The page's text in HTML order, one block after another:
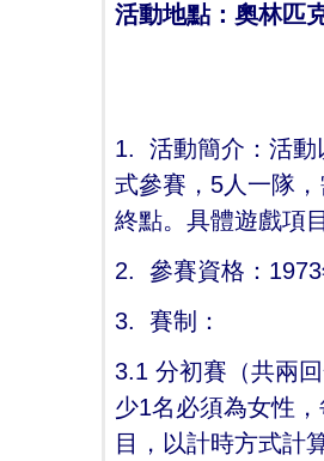
活動地點：奧林匹
1. 活動簡介：活動
式參賽，5人一隊
終點。具體遊戲項
2. 參賽資格：
3. 賽制：
3.1 分初賽（共兩
少1名必須為女性
目，以計時方式計